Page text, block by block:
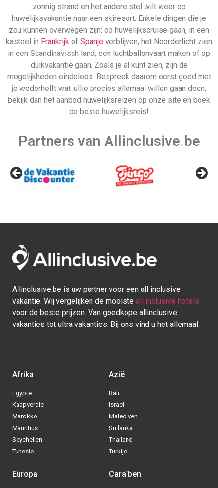
zonnig strand en het andere stel wilt weer op
huwelijksvakantie naar een skiresort. Enkele dingen die je
zou kunnen overwegen zijn: op huwelijkscruise gaan, in een
kasteel in Frankrijk of Spanje verblijven, het Noorderlicht zien
in een Scandinavisch land, een luchtballonvaart maken of op
duikvakantie gaan. Zoals je al kunt zien, zijn de
mogelijkheden eindeloos. Bespreek daarom eerst goed met
je wederhelft wat jullie precies allemaal willen gaan doen,
bekijk dan het aanbod huwelijksreizen op onze site en boek
de beste huwelijksreis!
Partners van Allinclusive.be
Allinclusive.be is uw partner voor een all inclusive
vakantie. Wij vergelijken de mooiste all inclusive hotels
voor de beste prijzen. Van goedkope allinclusive
vakanties tot ultra vakanties. Bij ons vind u het allemaal.
Afrika
Egypte
Kaapverdie
Marokko
Mauritius
Seychellen
Tunesie
Azië
Bali
Israel
Malediven
Sri lanka
Thailand
Turkije
Europa Caraïben